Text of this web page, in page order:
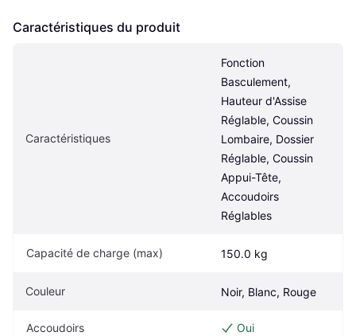
Caractéristiques du produit
Caractéristiques
Fonction
Basculement,
Hauteur d'Assise
Réglable, Coussin
Lombaire, Dossier
Réglable, Coussin
Appui-Tête,
Accoudoirs
Réglables
Capacité de charge (max) 150.0 kg
Couleur Noir, Blanc, Rouge
Accoudoirs Oui